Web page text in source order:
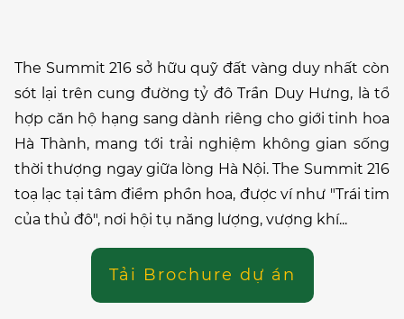
The Summit 216 sở hữu quỹ đất vàng duy nhất còn
sót lại trên cung đường tỷ đô Trần Duy Hưng, là tổ
hợp căn hộ hạng sang dành riêng cho giới tinh hoa
Hà Thành, mang tới trải nghiệm không gian sống
thời thượng ngay giữa lòng Hà Nội. The Summit 216
toạ lạc tại tâm điểm phồn hoa, được ví như "Trái tim
của thủ đô", nơi hội tụ năng lượng, vượng khí...
Tải Brochure dự án